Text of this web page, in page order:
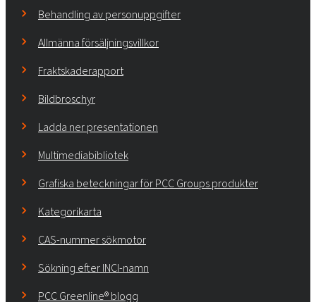
Behandling av personuppgifter
Allmänna försäljningsvillkor
Fraktskaderapport
Bildbroschyr
Ladda ner presentationen
Multimediabibliotek
Grafiska beteckningar för PCC Groups produkter
Kategorikarta
CAS-nummer sökmotor
Sökning efter INCI-namn
PCC Greenline® blogg